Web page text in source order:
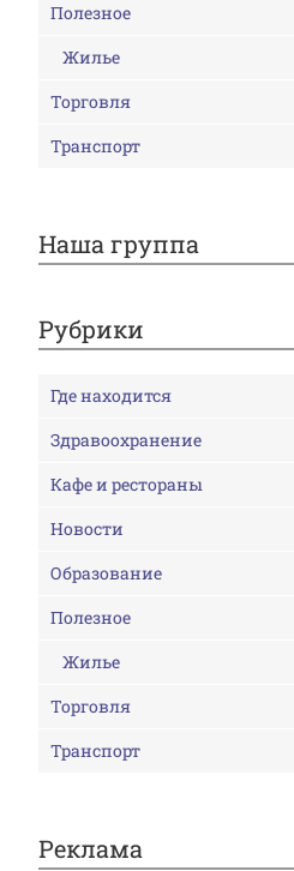
Полезное
Жилье
Торговля
Транспорт
Наша группа
Рубрики
Где находится
Здравоохранение
Кафе и рестораны
Новости
Образование
Полезное
Жилье
Торговля
Транспорт
Реклама